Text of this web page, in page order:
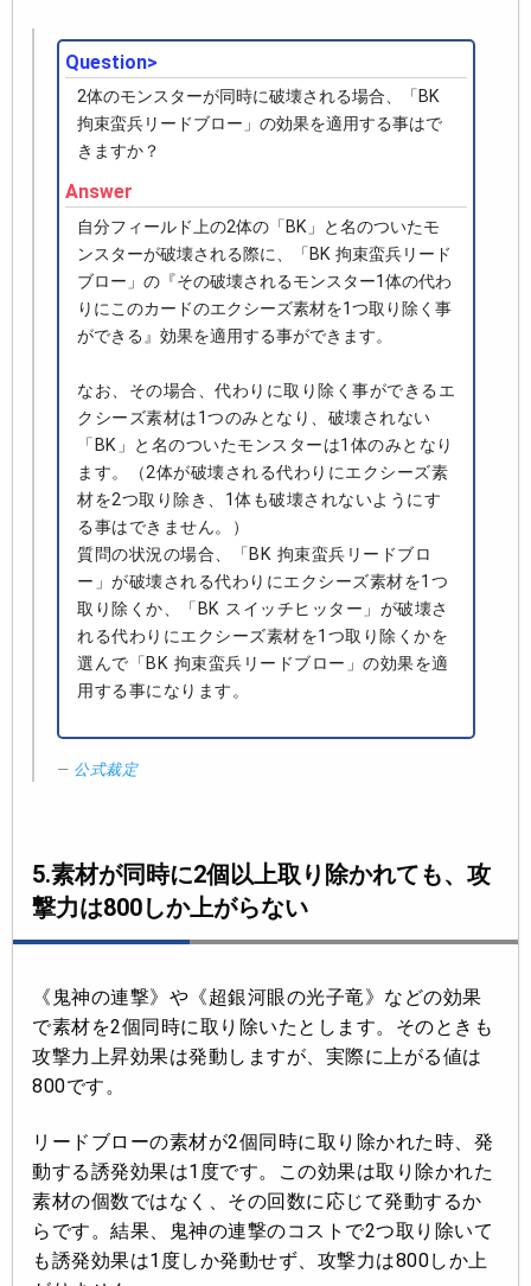
Question>
2体のモンスターが同時に破壊される場合、「BK
拘束蛮兵リードブロー」の効果を適用する事はで
きますか？
Answer
自分フィールド上の2体の「BK」と名のついたモ
ンスターが破壊される際に、「BK 拘束蛮兵リード
ブロー」の『その破壊されるモンスター1体の代わ
りにこのカードのエクシーズ素材を1つ取り除く事
ができる』効果を適用する事ができます。
なお、その場合、代わりに取り除く事ができるエ
クシーズ素材は1つのみとなり、破壊されない
「BK」と名のついたモンスターは1体のみとなり
ます。（2体が破壊される代わりにエクシーズ素
材を2つ取り除き、1体も破壊されないようにす
る事はできません。）
質問の状況の場合、「BK 拘束蛮兵リードブロ
ー」が破壊される代わりにエクシーズ素材を1つ
取り除くか、「BK スイッチヒッター」が破壊さ
れる代わりにエクシーズ素材を1つ取り除くかを
選んで「BK 拘束蛮兵リードブロー」の効果を適
用する事になります。
公式裁定
5.素材が同時に2個以上取り除かれても、攻
撃力は800しか上がらない
《鬼神の連撃》や《超銀河眼の光子竜》などの効果
で素材を2個同時に取り除いたとします。そのときも
攻撃力上昇効果は発動しますが、実際に上がる値は
800です。
リードブローの素材が2個同時に取り除かれた時、発
動する誘発効果は1度です。この効果は取り除かれた
素材の個数ではなく、その回数に応じて発動するか
らです。結果、鬼神の連撃のコストで2つ取り除いて
も誘発効果は1度しか発動せず、攻撃力は800しか上